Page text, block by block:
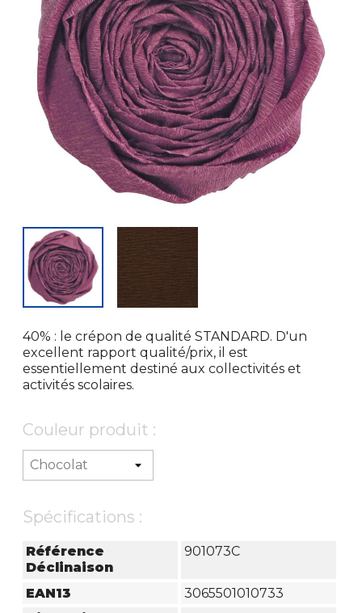
40% : le crépon de qualité STANDARD. D'un
excellent rapport qualité/prix, il est
essentiellement destiné aux collectivités et
activités scolaires.
Couleur produit :
Spécifications :
Référence
Déclinaison
901073C
EAN13
3065501010733